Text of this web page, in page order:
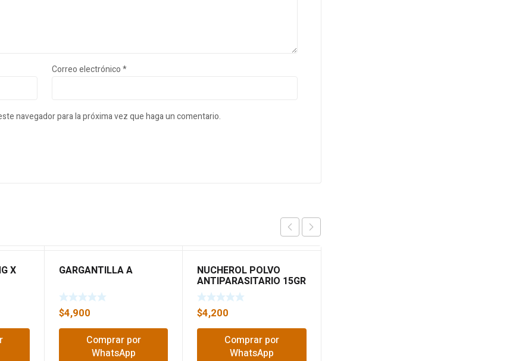
Correo electrónico*
navegador para la próxima vez que haga un comentario.
X GARGANTILLA A
$4,900
Comprar por
WhatsApp
NUCHEROL POLVO
ANTIPARASITARIO 15GR
5062
$4,200
Comprar por
WhatsApp